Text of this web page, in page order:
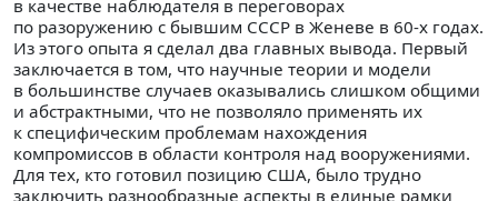
в качестве наблюдателя в переговорах
по разоружению с бывшим СССР в Женеве в 60-х годах.
Из этого опыта я сделал два главных вывода. Первый
заключается в том, что научные теории и модели
в большинстве случаев оказывались слишком общими
и абстрактными, что не позволяло применять их
к специфическим проблемам нахождения
компромиссов в области контроля над вооружениями.
Для тех, кто готовил позицию США, было трудно
заключить разнообразные аспекты в единые рамки